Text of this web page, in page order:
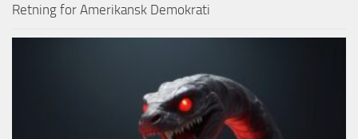
Retning for Amerikansk Demokrati